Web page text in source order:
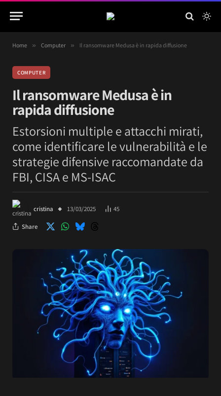
Home » Computer » Il ransomware Medusa è in rapida diffusione
COMPUTER
Il ransomware Medusa è in
rapida diffusione
Estorsioni multiple e attacchi mirati,
come identificare le vulnerabilità e le
strategie difensive raccomandate da
FBI, CISA e MS-ISAC
cristina 13/03/2025 45
Share